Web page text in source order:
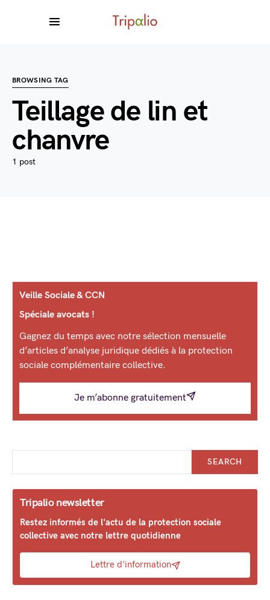
BROWSING TAG
Teillage de lin et
chanvre
1 post
Veille Sociale & CCN
Spéciale avocats !
Gagnez du temps avec notre sélection mensuelle
d’articles d’analyse juridique dédiés à la protection
sociale complémentaire collective.
Je m’abonne gratuitement
SEARCH
Tripalio newsletter
Restez informés de l'actu de la protection sociale
collective avec notre lettre quotidienne
Lettre d'information